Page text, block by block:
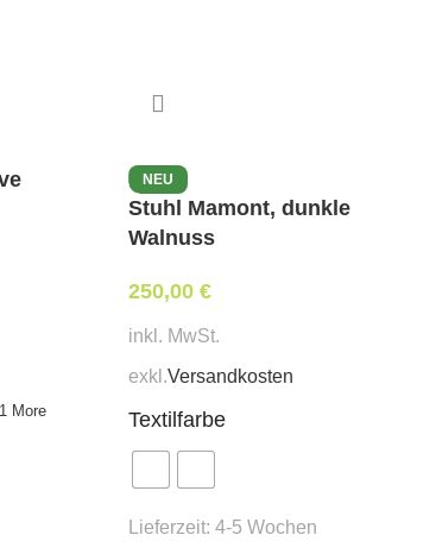
More
NEU
Stuhl Mamont, dunkle
Walnuss
250,00€
inkl. MwSt.
exkl.Versandkosten
Textilfarbe
Lieferzeit:4-5 Wochen